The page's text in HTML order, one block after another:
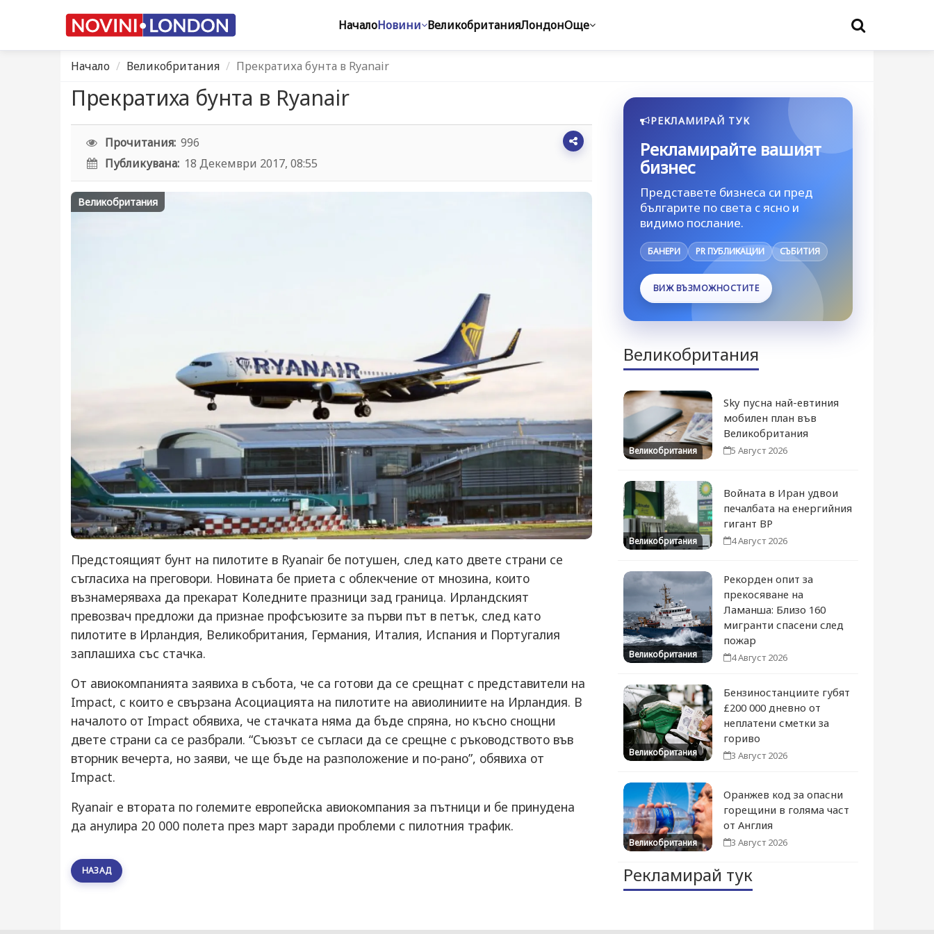
НачалоНовини ВеликобританияЛондонОще
Начало Великобритания Прекратиха бунта в Ryanair
Прекратиха бунта в Ryanair
Прочитания: 996
Публикувана: 18 Декември 2017, 08:55
Великобритания
Предстоящият бунт на пилотите в Ryanair бе потушен, след като двете страни се
съгласиха на преговори. Новината бе приета с облекчение от мнозина, които
възнамеряваха да прекарат Коледните празници зад граница. Ирландският
превозвач предложи да признае профсъюзите за първи път в петък, след като
пилотите в Ирландия, Великобритания, Германия, Италия, Испания и Португалия
заплашиха със стачка.
От авиокомпанията заявиха в събота, че са готови да се срещнат с представители на
Impact, с които е свързана Асоциацията на пилотите на авиолиниите на Ирландия. В
началото от Impact обявиха, че стачката няма да бъде спряна, но късно снощни
двете страни са се разбрали. “Съюзът се съгласи да се срещне с ръководството във
вторник вечерта, но заяви, че ще бъде на разположение и по-рано”, обявиха от
Impact.
Ryanair е втората по големите европейска авиокомпания за пътници и бе принудена
да анулира 20 000 полета през март заради проблеми с пилотния трафик.
НАЗАД
РЕКЛАМИРАЙ ТУК
Рекламирайте вашият
бизнес
Представете бизнеса си пред
българите по света с ясно и
видимо послание.
БАНЕРИ PR ПУБЛИКАЦИИ СЪБИТИЯ
ВИЖ ВЪЗМОЖНОСТИТЕ
Великобритания
Великобритания
Sky пусна най-евтиния
мобилен план във
Великобритания
5 Август 2026
Великобритания
Войната в Иран удвои
печалбата на енергийния
гигант BP
4 Август 2026
Великобритания
Рекорден опит за
прекосяване на
Ламанша: Близо 160
мигранти спасени след
пожар
4 Август 2026
Великобритания
Бензиностанциите губят
£200 000 дневно от
неплатени сметки за
гориво
3 Август 2026
Великобритания
Оранжев код за опасни
горещини в голяма част
от Англия
3 Август 2026
Рекламирай тук